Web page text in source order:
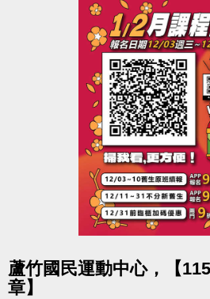
報名資格：不限(歡迎新住民及
報名方式：採現場報名，請至
心一樓櫃檯報名。
報名費用：免費
●聯絡資訊 : (球館部) 03-
●活動地點 : 桃園市蘆竹國民運
蘆竹國民運動中心，【
章】